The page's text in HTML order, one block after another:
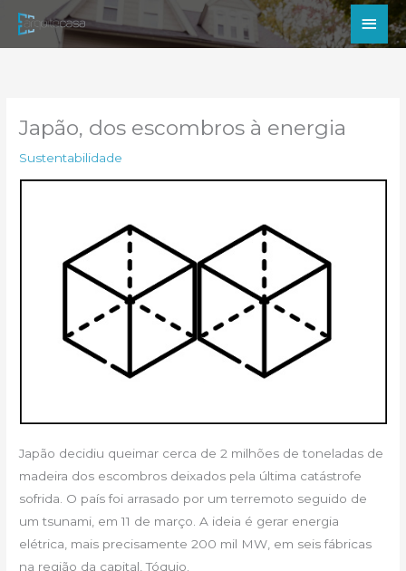
para
Japão, dos escombros à energia
Sustentabilidade
Japão decidiu queimar cerca de 2 milhões de toneladas de
madeira dos escombros deixados pela última catástrofe
sofrida. O país foi arrasado por um terremoto seguido de
um tsunami, em 11 de março. A ideia é gerar energia
elétrica, mais precisamente 200 mil MW, em seis fábricas
na região da capital, Tóquio.